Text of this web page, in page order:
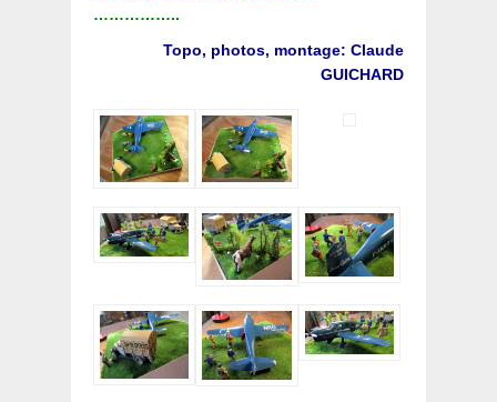
……………..
Topo, photos, montage: Claude
GUICHARD